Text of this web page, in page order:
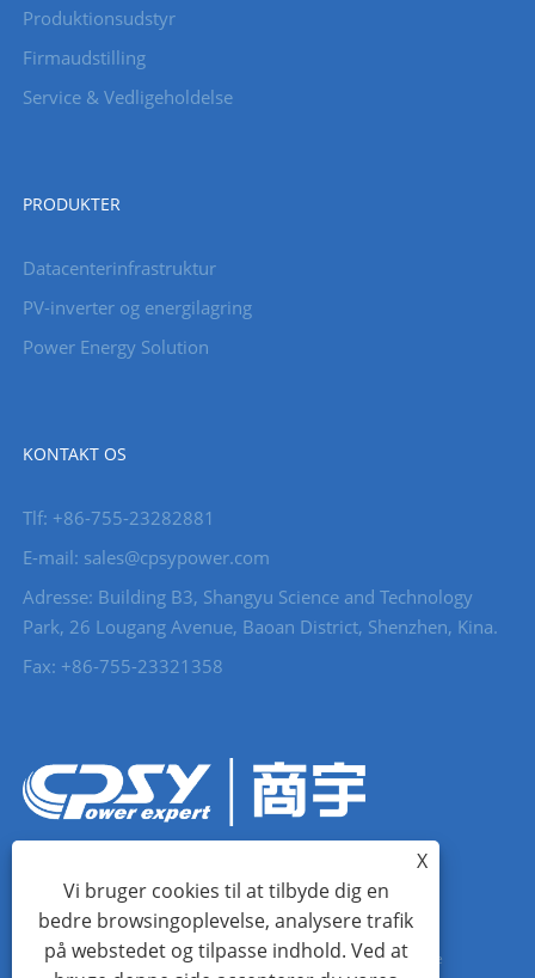
Produktionsudstyr
Firmaudstilling
Service & Vedligeholdelse
PRODUKTER
Datacenterinfrastruktur
PV-inverter og energilagring
Power Energy Solution
KONTAKT OS
Tlf: +86-755-23282881
E-mail: sales@cpsypower.com
Adresse: Building B3, Shangyu Science and Technology
Park, 26 Lougang Avenue, Baoan District, Shenzhen, Kina.
Fax: +86-755-23321358
Copyright © 2023 Shangyu (Shenzhen) Technology Co., Ltd. Alle
X
Vi bruger cookies til at tilbyde dig en
bedre browsingoplevelse, analysere trafik
på webstedet og tilpasse indhold. Ved at